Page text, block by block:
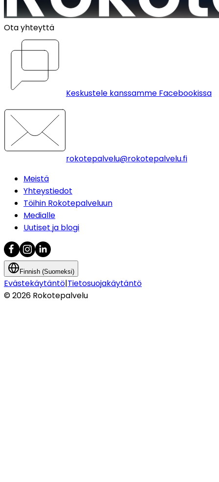
Ota yhteyttä
Keskustele kanssamme Facebookissa
rokotepalvelu@rokotepalvelu.fi
Meistä
Yhteystiedot
Töihin Rokotepalveluun
Medialle
Uutiset ja blogi
Finnish (Suomeksi)
Evästekäytäntö|Tietosuojakäytäntö
©2026 Rokotepalvelu